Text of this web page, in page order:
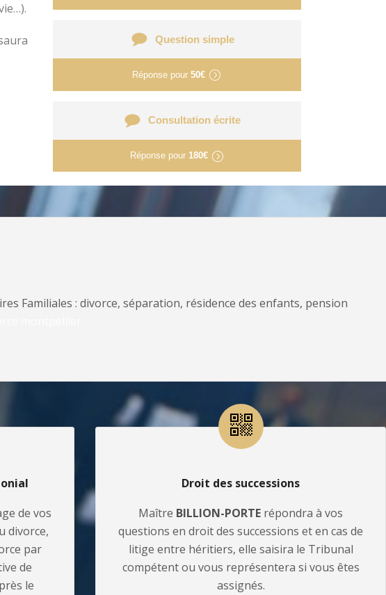
Question simple
Réponse pour50€
Consultation écrite
Réponse pour 180€
Familiales : divorce, séparation, résidence des enfants, pension
de vos
divorce,
par
de
le
Droit des successions
Maître BILLION-PORTE répondra à vos
questions en droit des successions et en cas de
litige entre héritiers, elle saisira le Tribunal
compétent ou vous représentera si vous êtes
assignés.